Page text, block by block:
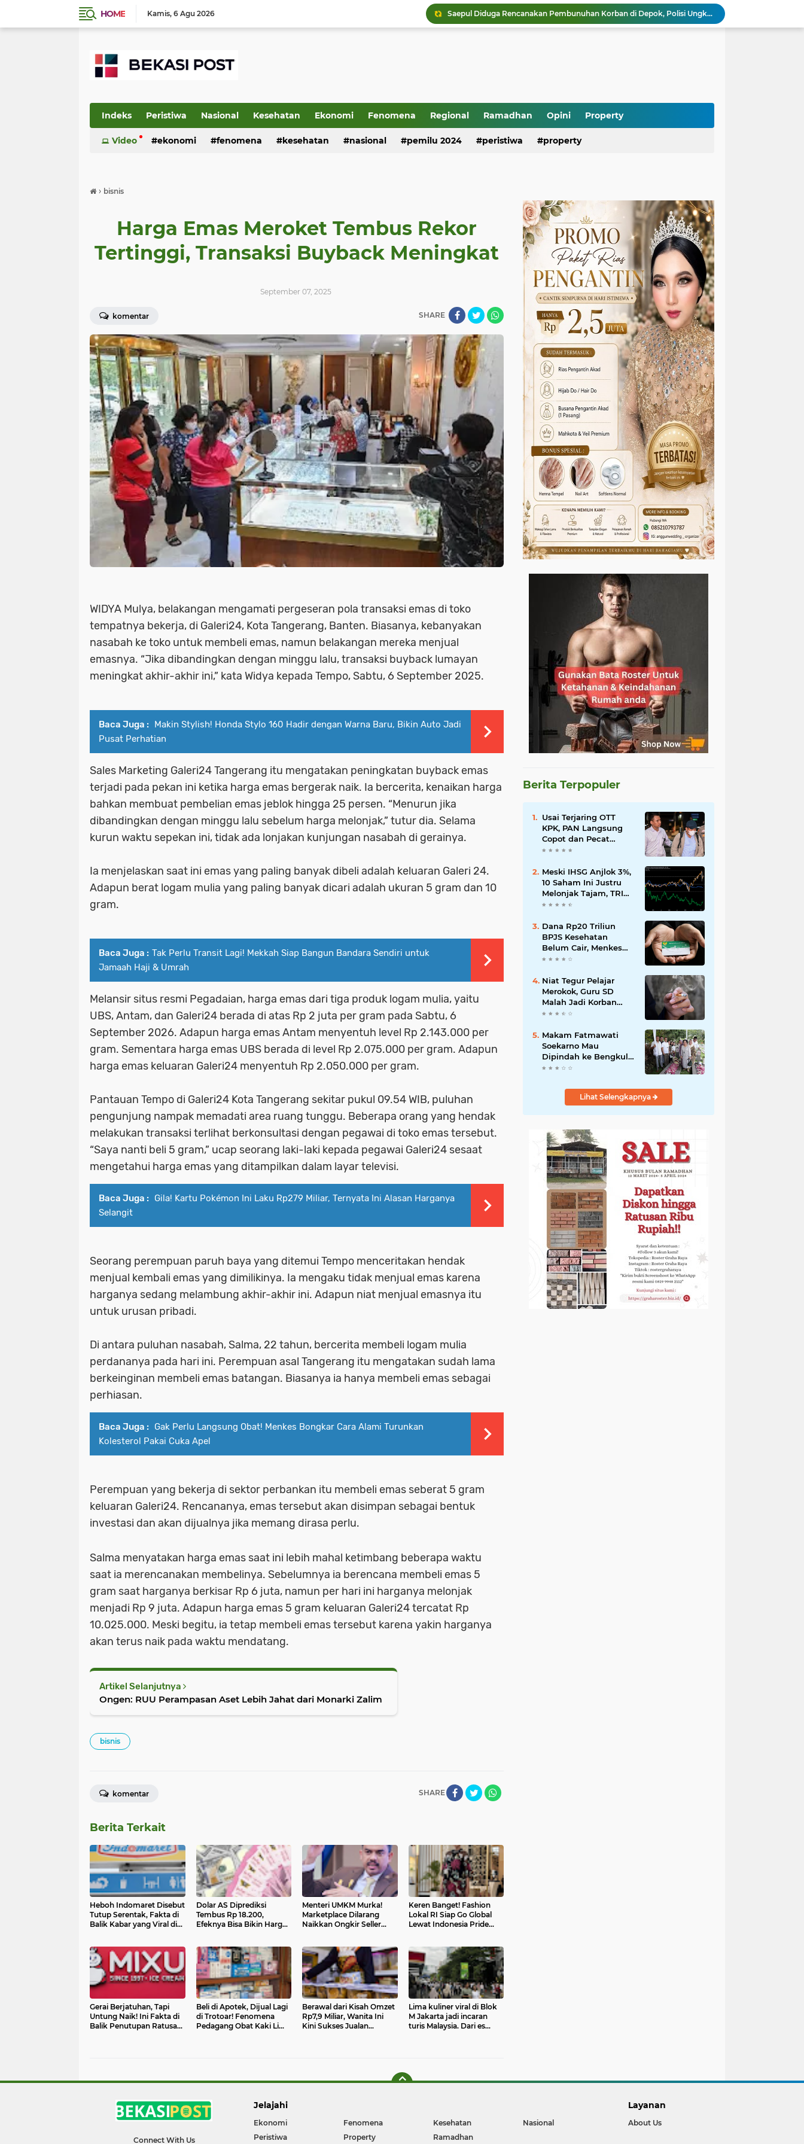
HOME Kamis 6 Agu 2026
Saepul Diduga Rencanakan Pembunuhan Korban di Depok, Polisi Ungkap Fakta Baru dari Ponselnya
Ramai Kasus Pasien BPJS dan Oknum Nakes, Psikiater Ungkap Cara Bijak Hadapi Konflik di Media Sosial
Program Makan Bergizi Gratis Dipercepat, Daerah 3T dan Kelompok Rentan Jadi Prioritas Utama
Indeks Peristiwa Nasional Kesehatan Ekonomi Fenomena Regional Ramadhan Opini Property
Video ekonomi fenomena kesehatan nasional pemilu 2024 peristiwa property
› bisnis
Harga Emas Meroket Tembus Rekor
Tertinggi, Transaksi Buyback Meningkat
September 07, 2025
komentar SHARE
WIDYA Mulya, belakangan mengamati pergeseran pola transaksi emas di toko
tempatnya bekerja, di Galeri24, Kota Tangerang, Banten. Biasanya, kebanyakan
nasabah ke toko untuk membeli emas, namun belakangan mereka menjual
emasnya. “Jika dibandingkan dengan minggu lalu, transaksi buyback lumayan
meningkat akhir-akhir ini,” kata Widya kepada Tempo, Sabtu, 6 September 2025.
Baca Juga : Makin Stylish! Honda Stylo 160 Hadir dengan Warna Baru, Bikin Auto Jadi
Pusat Perhatian
Sales Marketing Galeri24 Tangerang itu mengatakan peningkatan buyback emas
terjadi pada pekan ini ketika harga emas bergerak naik. Ia bercerita, kenaikan harga
bahkan membuat pembelian emas jeblok hingga 25 persen. “Menurun jika
dibandingkan dengan minggu lalu sebelum harga melonjak,” tutur dia. Selama
kurun waktu sepekan ini, tidak ada lonjakan kunjungan nasabah di gerainya.
Ia menjelaskan saat ini emas yang paling banyak dibeli adalah keluaran Galeri 24.
Adapun berat logam mulia yang paling banyak dicari adalah ukuran 5 gram dan 10
gram.
Baca Juga : Tak Perlu Transit Lagi! Mekkah Siap Bangun Bandara Sendiri untuk
Jamaah Haji & Umrah
Melansir situs resmi Pegadaian, harga emas dari tiga produk logam mulia, yaitu
UBS, Antam, dan Galeri24 berada di atas Rp 2 juta per gram pada Sabtu, 6
September 2026. Adapun harga emas Antam menyentuh level Rp 2.143.000 per
gram. Sementara harga emas UBS berada di level Rp 2.075.000 per gram. Adapun
harga emas keluaran Galeri24 menyentuh Rp 2.050.000 per gram.
Pantauan Tempo di Galeri24 Kota Tangerang sekitar pukul 09.54 WIB, puluhan
pengunjung nampak memadati area ruang tunggu. Beberapa orang yang hendak
melakukan transaksi terlihat berkonsultasi dengan pegawai di toko emas tersebut.
“Saya nanti beli 5 gram,” ucap seorang laki-laki kepada pegawai Galeri24 sesaat
mengetahui harga emas yang ditampilkan dalam layar televisi.
Baca Juga : Gila! Kartu Pokémon Ini Laku Rp279 Miliar, Ternyata Ini Alasan Harganya
Selangit
Seorang perempuan paruh baya yang ditemui Tempo menceritakan hendak
menjual kembali emas yang dimilikinya. Ia mengaku tidak menjual emas karena
harganya sedang melambung akhir-akhir ini. Adapun niat menjual emasnya itu
untuk urusan pribadi.
Di antara puluhan nasabah, Salma, 22 tahun, bercerita membeli logam mulia
perdananya pada hari ini. Perempuan asal Tangerang itu mengatakan sudah lama
berkeinginan membeli emas batangan. Biasanya ia hanya membeli emas sebagai
perhiasan.
Baca Juga : Gak Perlu Langsung Obat! Menkes Bongkar Cara Alami Turunkan
Kolesterol Pakai Cuka Apel
Perempuan yang bekerja di sektor perbankan itu membeli emas seberat 5 gram
keluaran Galeri24. Rencananya, emas tersebut akan disimpan sebagai bentuk
investasi dan akan dijualnya jika memang dirasa perlu.
Salma menyatakan harga emas saat ini lebih mahal ketimbang beberapa waktu
saat ia merencanakan membelinya. Sebelumnya ia berencana membeli emas 5
gram saat harganya berkisar Rp 6 juta, namun per hari ini harganya melonjak
menjadi Rp 9 juta. Adapun harga emas 5 gram keluaran Galeri24 tercatat Rp
10.025.000. Meski begitu, ia tetap membeli emas tersebut karena yakin harganya
akan terus naik pada waktu mendatang.
Artikel Selanjutnya
Ongen: RUU Perampasan Aset Lebih Jahat dari Monarki Zalim
bisnis
SHARE
komentar
Berita Terkait
Heboh Indomaret Disebut
Tutup Serentak, Fakta di
Balik Kabar yang Viral di
Dolar AS Diprediksi
Tembus Rp 18.200,
Efeknya Bisa Bikin Harga-
Menteri UMKM Murka!
Marketplace Dilarang
Naikkan Ongkir Seller
Keren Banget! Fashion
Lokal RI Siap Go Global
Lewat Indonesia Pride
Gerai Berjatuhan, Tapi
Untung Naik! Ini Fakta di
Balik Penutupan Ratusan
Beli di Apotek, Dijual Lagi
di Trotoar! Fenomena
Pedagang Obat Kaki Lima
Berawal dari Kisah Omzet
Rp7,9 Miliar, Wanita Ini
Kini Sukses Jualan
Lima kuliner viral di Blok
M Jakarta jadi incaran
turis Malaysia. Dari es
Berita Terpopuler
Usai Terjaring OTT
KPK, PAN Langsung
Copot dan Pecat
Bupati Lombok Barat
Meski IHSG Anjlok 3%,
10 Saham Ini Justru
Melonjak Tajam, TRIM
dan CPIN Masuk
Dana Rp20 Triliun
BPJS Kesehatan
Belum Cair, Menkes
Ungkap Kendala
Niat Tegur Pelajar
Merokok, Guru SD
Malah Jadi Korban
Pengeroyokan di
Makam Fatmawati
Soekarno Mau
Dipindah ke Bengkulu,
Ini Alasan yang
Lihat Selengkapnya
Connect With Us
Jelajahi
Ekonomi Fenomena Kesehatan
Nasional
Peristiwa
Property Ramadhan
Layanan
About Us